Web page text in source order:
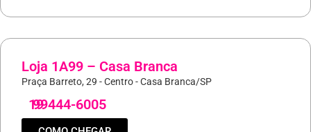
Loja 1A99 – Casa Branca
Praça Barreto, 29 - Centro - Casa Branca/SP
19
99444-6005